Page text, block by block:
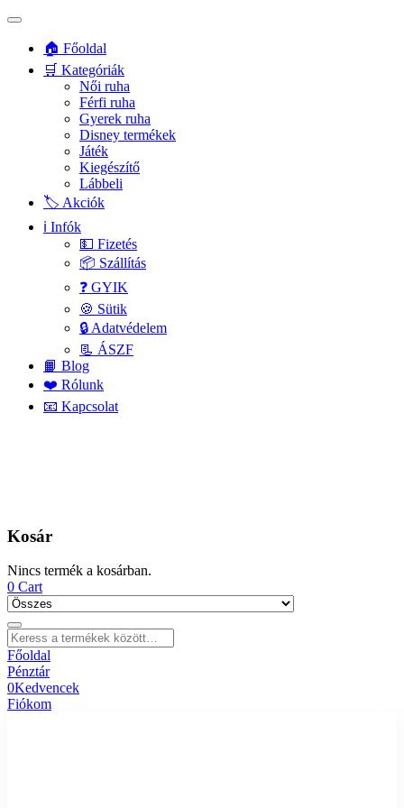
🏠 Főoldal
🛒 Kategóriák
Női ruha
Férfi ruha
Gyerek ruha
Disney termékek
Játék
Kiegészítő
Lábbeli
🏷️ Akciók
ℹ️ Infók
💵 Fizetés
📦 Szállítás
❓ GYIK
🍪 Sütik
🔒 Adatvédelem
📃 ÁSZF
📙 Blog
❤️ Rólunk
📧 Kapcsolat
Kosár
Nincs termék a kosárban.
0 Cart
Főoldal
Pénztár
0Kedvencek
Fiókom